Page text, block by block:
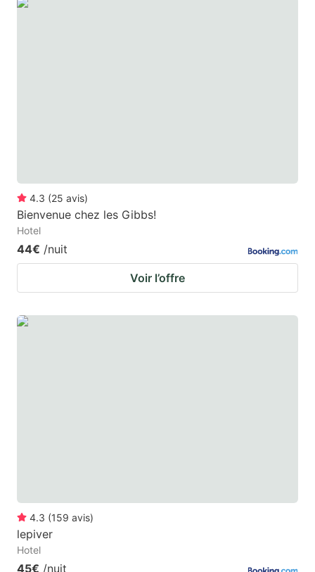
4.3 (25 avis)
Bienvenue chez les Gibbs!
Hotel
44€ /nuit
Voir l’offre
4.3 (159 avis)
lepiver
Hotel
45€ /nuit